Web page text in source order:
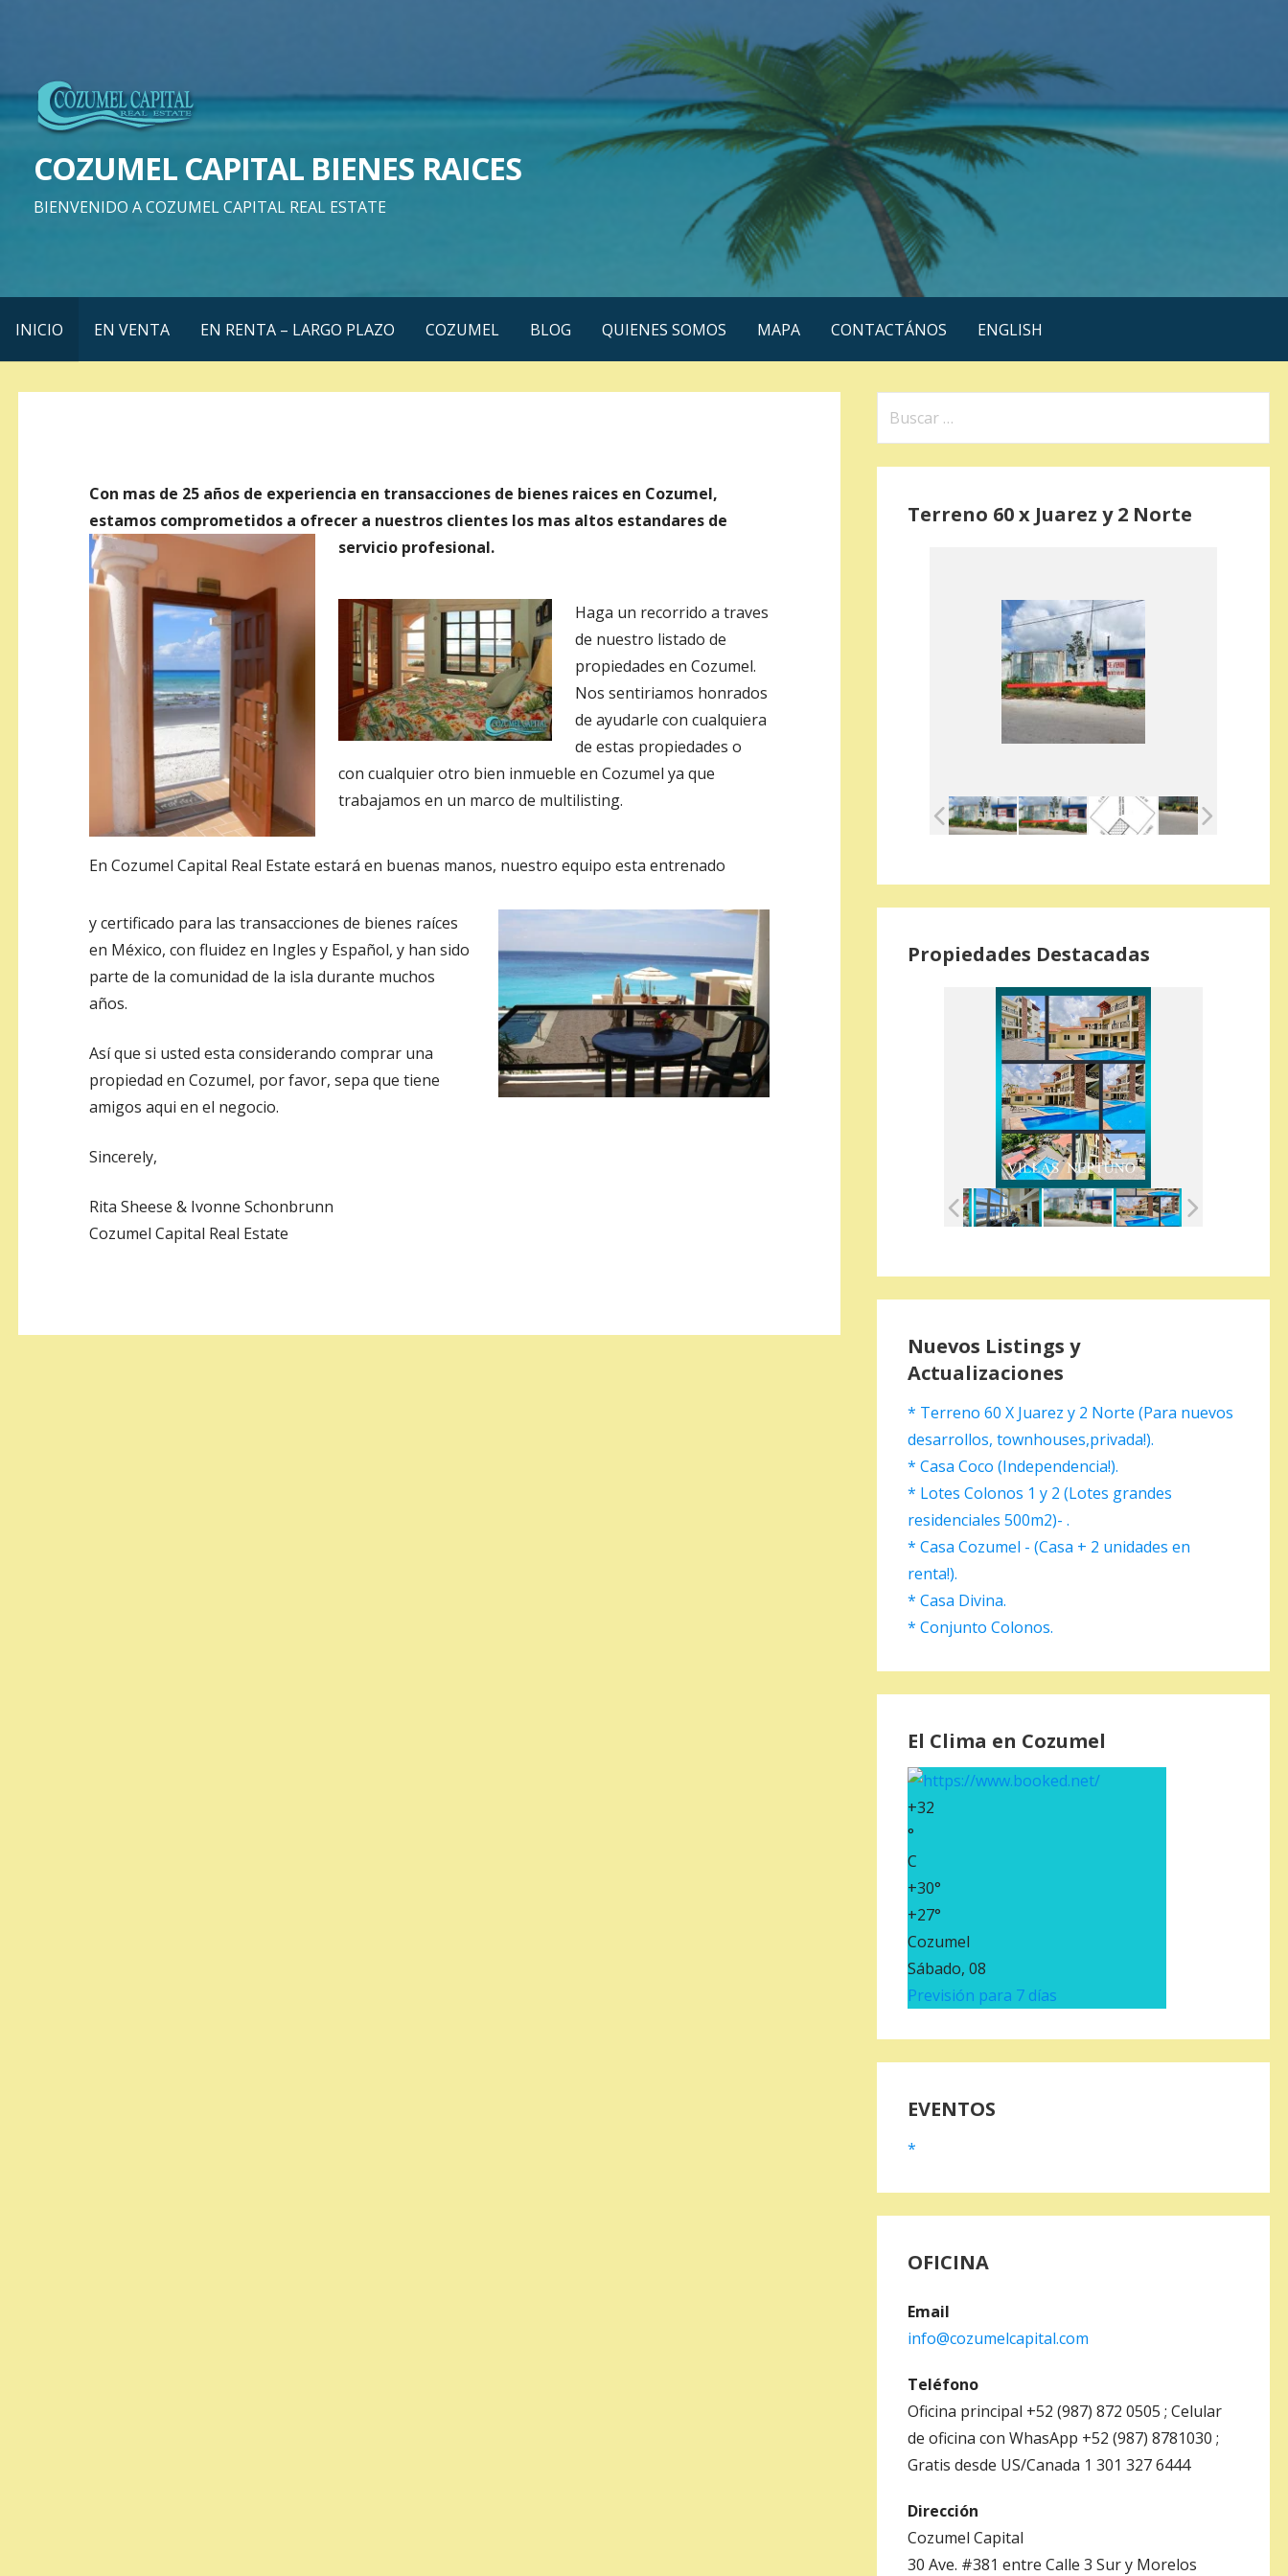
COZUMEL CAPITAL BIENES RAICES
BIENVENIDO A COZUMEL CAPITAL REAL ESTATE
INICIO EN VENTA EN RENTA – LARGO PLAZO COZUMEL BLOG QUIENES SOMOS MAPA CONTACTÁNOS ENGLISH
Con mas de 25 años de experiencia en transacciones de bienes raices en Cozumel,
estamos comprometidos a ofrecer a nuestros clientes los mas altos estandares de
servicio profesional.
Haga un recorrido a traves
de nuestro listado de
propiedades en Cozumel.
Nos sentiriamos honrados
de ayudarle con cualquiera
de estas propiedades o
con cualquier otro bien inmueble en Cozumel ya que
trabajamos en un marco de multilisting.
En Cozumel Capital Real Estate estará en buenas manos, nuestro equipo esta entrenado
y certificado para las transacciones de bienes raíces
en México, con fluidez en Ingles y Español, y han sido
parte de la comunidad de la isla durante muchos
años.
Así que si usted esta considerando comprar una
propiedad en Cozumel, por favor, sepa que tiene
amigos aqui en el negocio.
Sincerely,
Rita Sheese & Ivonne Schonbrunn
Cozumel Capital Real Estate
Terreno 60 x Juarez y 2 Norte
Propiedades Destacadas
Nuevos Listings y
Actualizaciones
* Terreno 60 X Juarez y 2 Norte (Para nuevos
desarrollos, townhouses,privada!).
* Casa Coco (Independencia!).
* Lotes Colonos 1 y 2 (Lotes grandes
residenciales 500m2)- .
* Casa Cozumel - (Casa + 2 unidades en
renta!).
* Casa Divina.
* Conjunto Colonos.
El Clima en Cozumel
+32
°
C
+30°
+27°
Cozumel
Sábado, 08
Previsión para 7 días
EVENTOS
*
OFICINA
Email
info@cozumelcapital.com
Teléfono
Oficina principal +52 (987) 872 0505 ; Celular
de oficina con WhasApp +52 (987) 8781030 ;
Gratis desde US/Canada 1 301 327 6444
Dirección
Cozumel Capital
30 Ave. #381 entre Calle 3 Sur y Morelos